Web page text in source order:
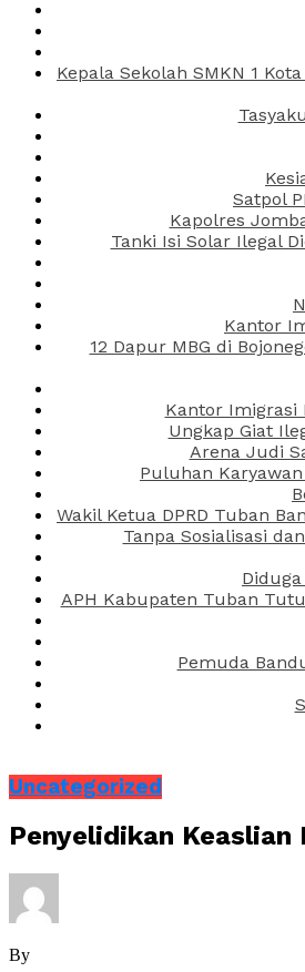
Kepala Sekolah SMKN 1
Satpol
Kapolres
Tanki Isi Solar Ilegal
Kantor
12 Dapur MBG di
Kantor Imigrasi
Ungkap Giat
Arena Judi
Puluhan
Wakil Ketua DPRD Tuban
Tanpa Sosialisasi
APH Kabupaten Tuban
Pemuda
Uncategorized
Penyelidikan
By